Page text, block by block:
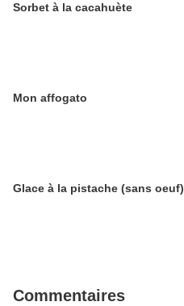
Sorbet à la cacahuète
Mon affogato
Glace à la pistache (sans oeuf)
Commentaires